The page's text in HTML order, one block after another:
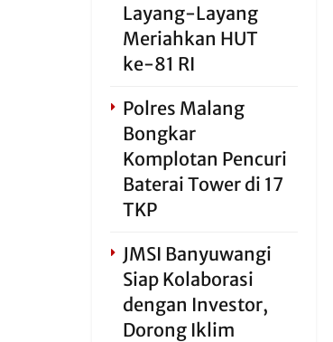
Layang-Layang
Meriahkan HUT
ke-81 RI
Polres Malang
Bongkar
Komplotan Pencuri
Baterai Tower di 17
TKP
JMSI Banyuwangi
Siap Kolaborasi
dengan Investor,
Dorong Iklim